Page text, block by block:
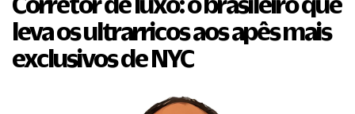
leva os ultrarricos aos apês mais
exclusivos de NYC